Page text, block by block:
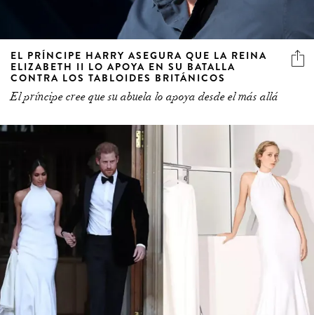
EL PRÍNCIPE HARRY ASEGURA QUE LA REINA
ELIZABETH II LO APOYA EN SU BATALLA
CONTRA LOS TABLOIDES BRITÁNICOS
El príncipe cree que su abuela lo apoya desde el más allá